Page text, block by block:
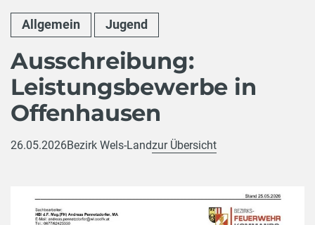
Allgemein Jugend
Ausschreibung:
Leistungsbewerbe in
Offenhausen
26.05.2026Bezirk Wels-Landzur Übersicht